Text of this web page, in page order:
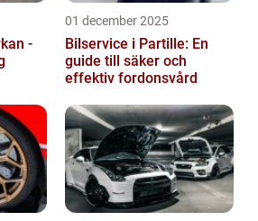
-
01 december 2025
Bilservice i Partille: En
guide till säker och
effektiv fordonsvård